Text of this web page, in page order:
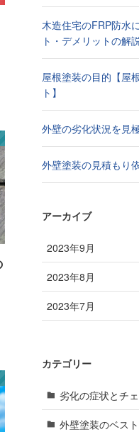
木造住宅のFRP防水
ト・デメリットの解説
屋根塗装の目的【屋
ト】
外壁の劣化状況を見
外壁塗装の見積もり
アーカイブ
2023年9月
2023年8月
2023年7月
カテゴリー
劣化の症状とチ
外壁塗装のベス